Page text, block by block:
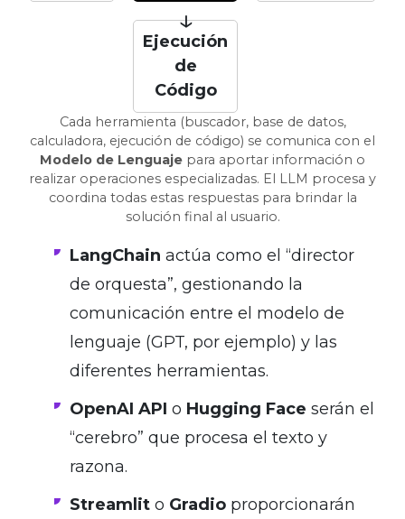
Ejecución
de
Código
↓
Cada herramienta (buscador, base de datos,
calculadora, ejecución de código) se comunica con el
Modelo de Lenguaje para aportar información o
realizar operaciones especializadas. El LLM procesa y
coordina todas estas respuestas para brindar la
solución final al usuario.
LangChain actúa como el “director
de orquesta”, gestionando la
comunicación entre el modelo de
lenguaje (GPT, por ejemplo) y las
diferentes herramientas.
OpenAI API o Hugging Face serán el
“cerebro” que procesa el texto y
razona.
Streamlit o Gradio proporcionarán